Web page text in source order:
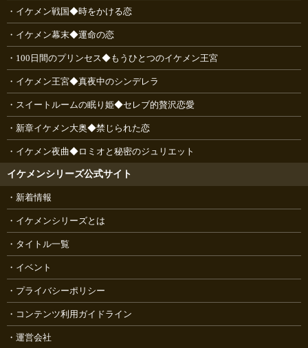
イケメン戦国◆時をかける恋
イケメン幕末◆運命の恋
100日間のプリンセス◆もうひとつのイケメン王宮
イケメン王宮◆真夜中のシンデレラ
スイートルームの眠り姫◆セレブ的贅沢恋愛
新章イケメン大奥◆禁じられた恋
イケメン夜曲◆ロミオと秘密のジュリエット
イケメンシリーズ公式サイト
新着情報
イケメンシリーズとは
タイトル一覧
イベント
プライバシーポリシー
コンテンツ利用ガイドライン
運営会社